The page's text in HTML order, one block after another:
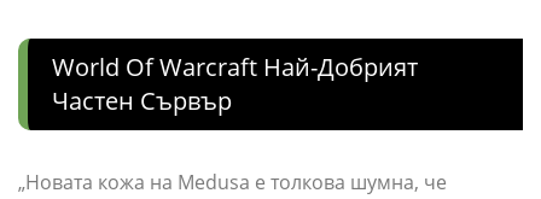
World Of Warcraft Най-Добрият
Частен Сървър
„Новата кожа на Medusa е толкова шумна, че